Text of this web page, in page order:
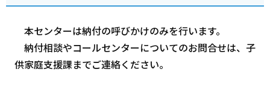
本センターは納付の呼びかけのみを行います。
納付相談やコールセンターについてのお問合せは、子
供家庭支援課までご連絡ください。